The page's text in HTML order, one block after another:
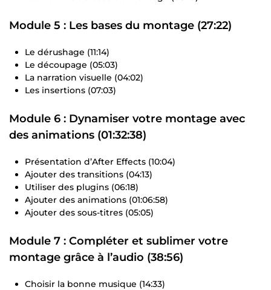
Module 5 : Les bases du montage (27:22)
Le dérushage (11:14)
Le découpage (05:03)
La narration visuelle (04:02)
Les insertions (07:03)
Module 6 : Dynamiser votre montage avec
des animations (01:32:38)
Présentation d’After Effects (10:04)
Ajouter des transitions (04:13)
Utiliser des plugins (06:18)
Ajouter des animations (01:06:58)
Ajouter des sous-titres (05:05)
Module 7 : Compléter et sublimer votre
montage grâce à l’audio (38:56)
Choisir la bonne musique (14:33)